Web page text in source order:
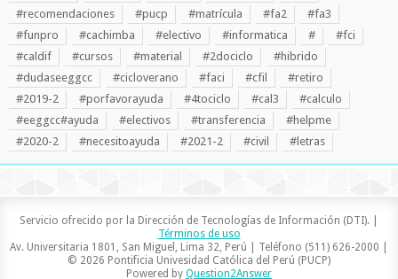
#recomendaciones
#pucp #matrícula #fa2
#fa3
#funpro
#cachimba #electivo #informatica #
#fci
#caldif
#cursos #material #2dociclo
#hibrido
#dudaseeggcc
#cicloverano #faci #cfil
#retiro
#2019-2
#porfavorayuda #4tociclo #cal3
#calculo
#eeggcc#ayuda
#electivos #transferencia
#helpme
#2020-2
#necesitoayuda #2021-2 #civil #letras
Servicio ofrecido por la Dirección de Tecnologías de Información (DTI). |
Términos de uso
Av. Universitaria 1801, San Miguel, Lima 32, Perú | Teléfono (511) 626-2000 |
© 2026 Pontificia Univesidad Católica del Perú (PUCP)
Powered by Question2Answer